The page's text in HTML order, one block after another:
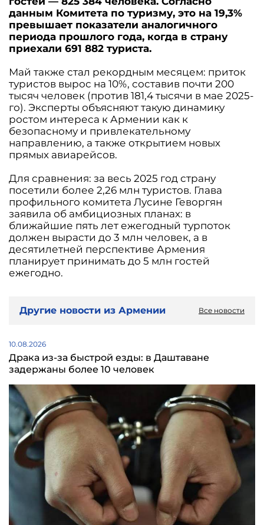
данным Комитета по туризму, это на 19,3%
превышает показатели аналогичного
периода прошлого года, когда в страну
приехали 691 882 туриста.
Май также стал рекордным месяцем: приток
туристов вырос на 10%, составив почти 200
тысяч человек (против 181,4 тысячи в мае 2025-
го). Эксперты объясняют такую динамику
ростом интереса к Армении как к
безопасному и привлекательному
направлению, а также открытием новых
прямых авиарейсов.
Для сравнения: за весь 2025 год страну
посетили более 2,26 млн туристов. Глава
профильного комитета Лусине Геворгян
заявила об амбициозных планах: в
ближайшие пять лет ежегодный турпоток
должен вырасти до 3 млн человек, а в
десятилетней перспективе Армения
планирует принимать до 5 млн гостей
ежегодно.
Другие новости из Армении Все новости
10.08.2026
Драка из-за быстрой езды: в Даштаване
задержаны более 10 человек